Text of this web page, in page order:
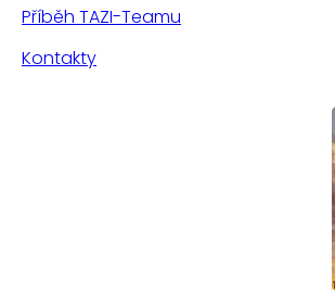
Příběh TAZI-Teamu
Kontakty